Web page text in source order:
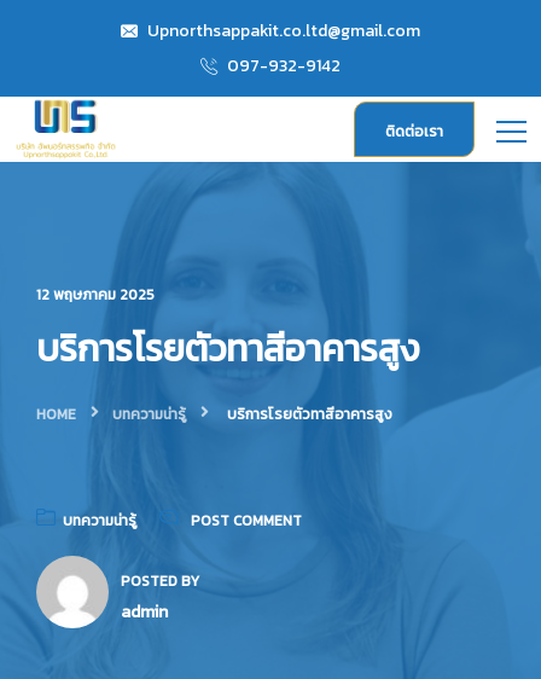
Upnorthsappakit.co.ltd@gmail.com
097-932-9142
ติดต่อเรา
12 พฤษภาคม 2025
บริการโรยตัวทาสีอาคารสูง
HOME บทความน่ารู้ บริการโรยตัวทาสีอาคารสูง
บทความน่ารู้ POST COMMENT
POSTED BY
admin